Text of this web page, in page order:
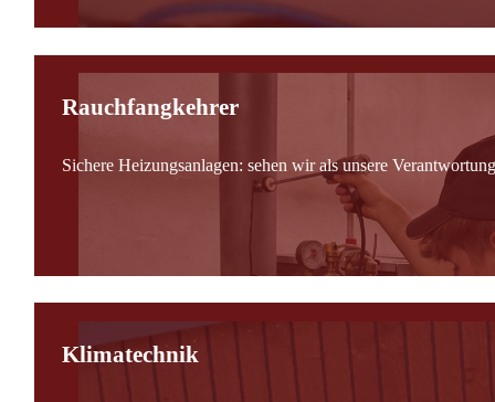
Rauchfangkehrer
Sichere Heizungsanlagen: sehen wir als unsere
Klimatechnik